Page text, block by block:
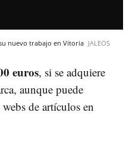
nuevo trabajo en Vitoria JALEOS
euros, si se adquiere
aunque puede
de artículos en